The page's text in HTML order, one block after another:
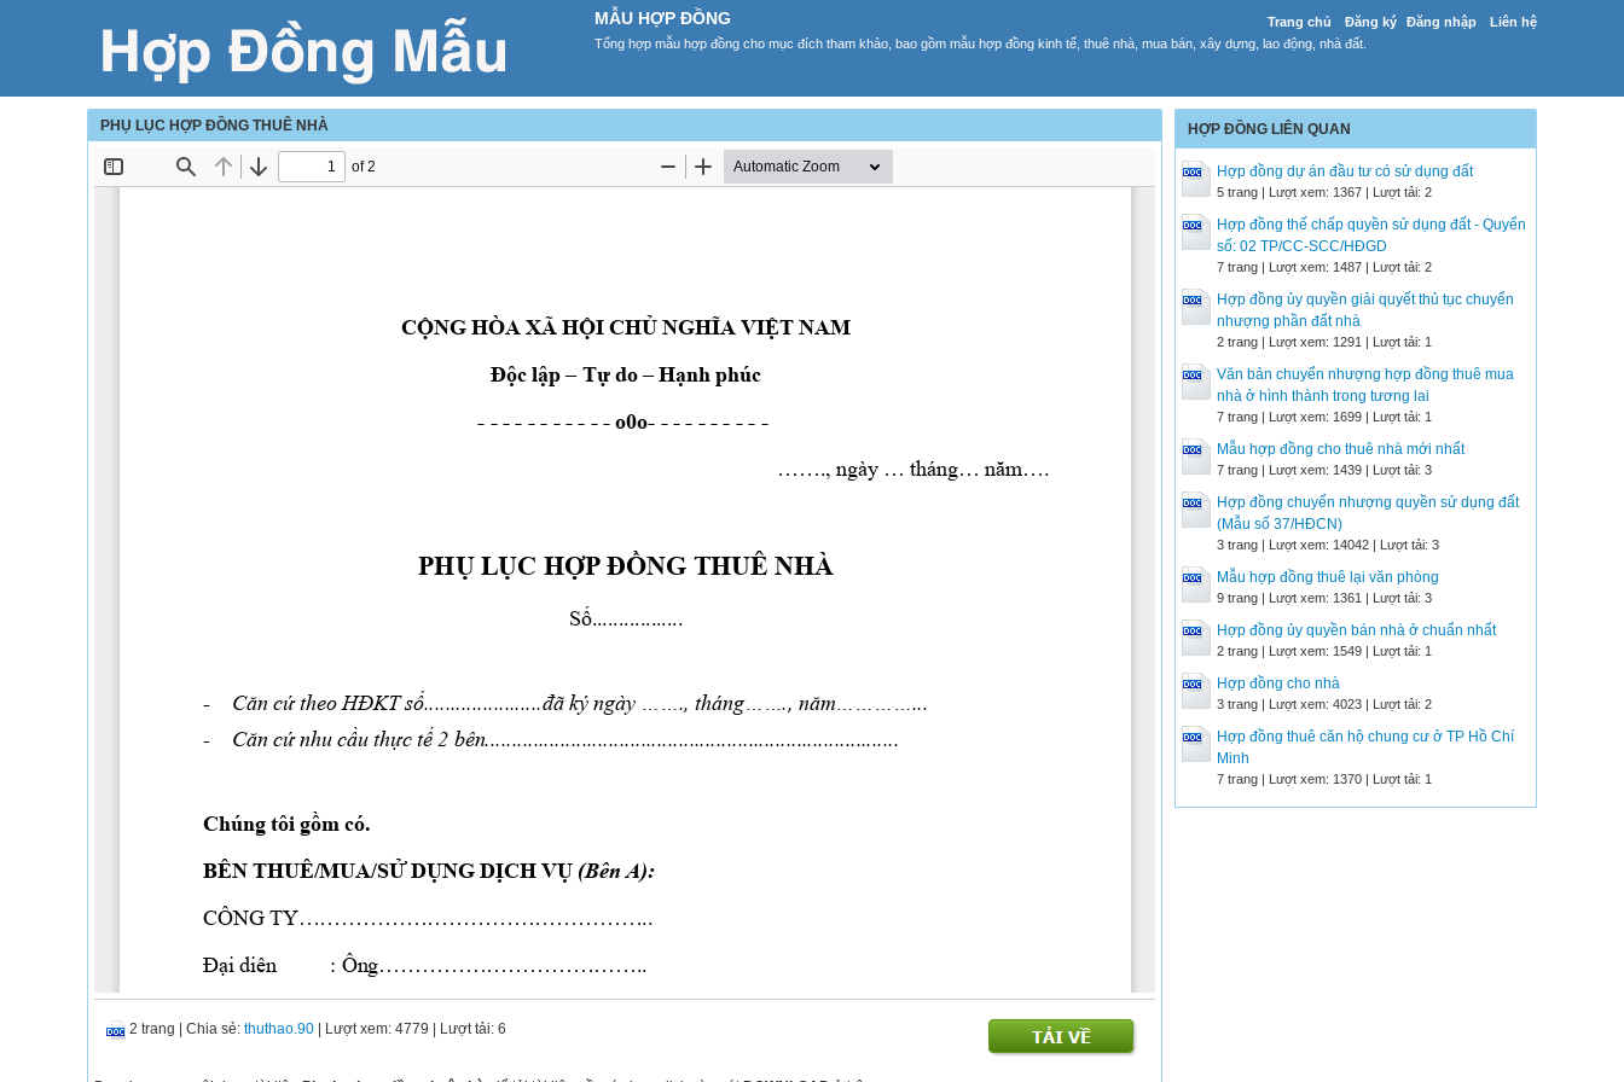
Trang chủ Đăng ký Đăng nhập Liên hệ
MẪU HỢP ĐỒNG
Tổng hợp mẫu hợp đồng cho mục đích tham khảo, bao gồm mẫu hợp đồng kinh tế, thuê nhà, mua bán, xây dựng, lao động, nhà đất.
PHỤ LỤC HỢP ĐỒNG THUÊ NHÀ
2 trang Chia sẻ: thuthao.90 | Lượt xem: 4779 | Lượt tải: 6
HỢP ĐỒNG LIÊN QUAN
Hợp đồng dự án đầu tư có sử dụng đất
5 trang | Lượt xem: 1367 | Lượt tải: 2
Hợp đồng thế chấp quyền sử dụng đất - Quyển
số: 02 TP/CC-SCC/HĐGD
7 trang | Lượt xem: 1487 | Lượt tải: 2
Hợp đồng ủy quyền giải quyết thủ tục chuyển
nhượng phần đất nhà
2 trang | Lượt xem: 1291 | Lượt tải: 1
Văn bản chuyển nhượng hợp đồng thuê mua
nhà ở hình thành trong tương lai
7 trang | Lượt xem: 1699 | Lượt tải: 1
Mẫu hợp đồng cho thuê nhà mới nhất
7 trang | Lượt xem: 1439 | Lượt tải: 3
Hợp đồng chuyển nhượng quyền sử dụng đất
(Mẫu số 37/HĐCN)
3 trang | Lượt xem: 14042 | Lượt tải: 3
Mẫu hợp đồng thuê lại văn phòng
9 trang | Lượt xem: 1361 | Lượt tải: 3
Hợp đồng ủy quyền bán nhà ở chuẩn nhất
2 trang | Lượt xem: 1549 | Lượt tải: 1
Hợp đồng cho nhà
3 trang | Lượt xem: 4023 | Lượt tải: 2
Hợp đồng thuê căn hộ chung cư ở TP Hồ Chí
Minh
7 trang | Lượt xem: 1370 | Lượt tải: 1